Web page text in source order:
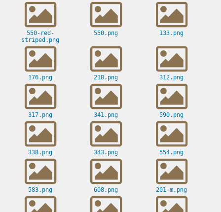
550-red-
striped.png
550.png 133.png
176.png 218.png 312.png
317.png 341.png 590.png
338.png 343.png 554.png
583.png 608.png 201-m.png